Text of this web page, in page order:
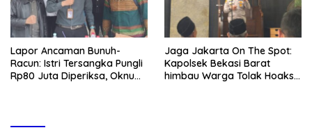
Lapor Ancaman Bunuh-
Racun: Istri Tersangka Pungli
Rp80 Juta Diperiksa, Oknum
Jaga Jakarta On The Spot:
Kapolsek Bekasi Barat
himbau Warga Tolak Hoaks